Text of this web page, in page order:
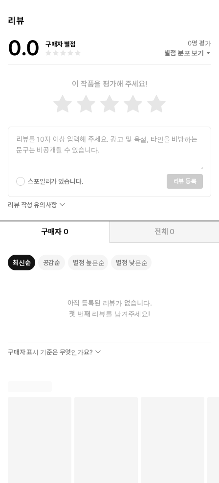
리뷰
0.0 구매자 별점 0명 평가
별점 분포 보기
이 작품을 평가해 주세요!
스포일러가 있습니다. 리뷰 등록
리뷰 작성 유의사항
구매자 0 전체 0
최신순 공감순 별점 높은순 별점 낮은순
아직 등록된 리뷰가 없습니다.
첫 번째 리뷰를 남겨주세요!
구매자 표시 기준은 무엇인가요?